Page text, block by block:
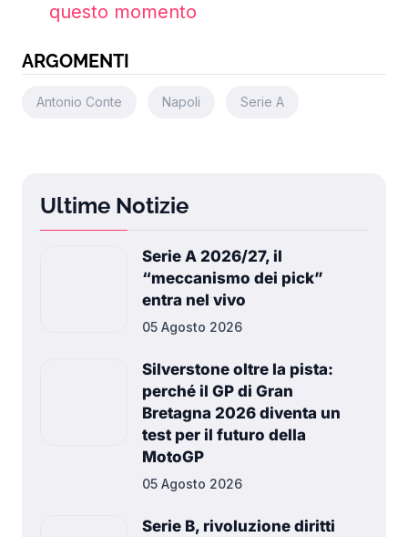
questo momento
ARGOMENTI
Antonio Conte Napoli Serie A
Ultime Notizie
Serie A 2026/27, il
“meccanismo dei pick”
entra nel vivo
05 Agosto 2026
Silverstone oltre la pista:
perché il GP di Gran
Bretagna 2026 diventa un
test per il futuro della
MotoGP
05 Agosto 2026
Serie B, rivoluzione diritti